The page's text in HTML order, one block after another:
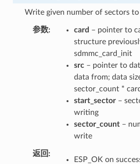
Write given number of sectors
参数 card – pointer to
structure
sdmmc_card_init
src– pointer to
data from; data
sector_count *
start_sector–
writing
sector_count–
write
返回
ESP_OK on